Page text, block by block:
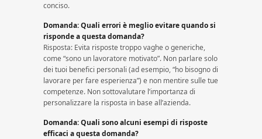
conciso.
Domanda: Quali errori è meglio evitare quando si
risponde a questa domanda?
Risposta: Evita risposte troppo vaghe o generiche,
come “sono un lavoratore motivato”. Non parlare solo
dei tuoi benefici personali (ad esempio, “ho bisogno di
lavorare per fare esperienza”) e non mentire sulle tue
competenze. Non sottovalutare l’importanza di
personalizzare la risposta in base all’azienda.
Domanda: Quali sono alcuni esempi di risposte
efficaci a questa domanda?